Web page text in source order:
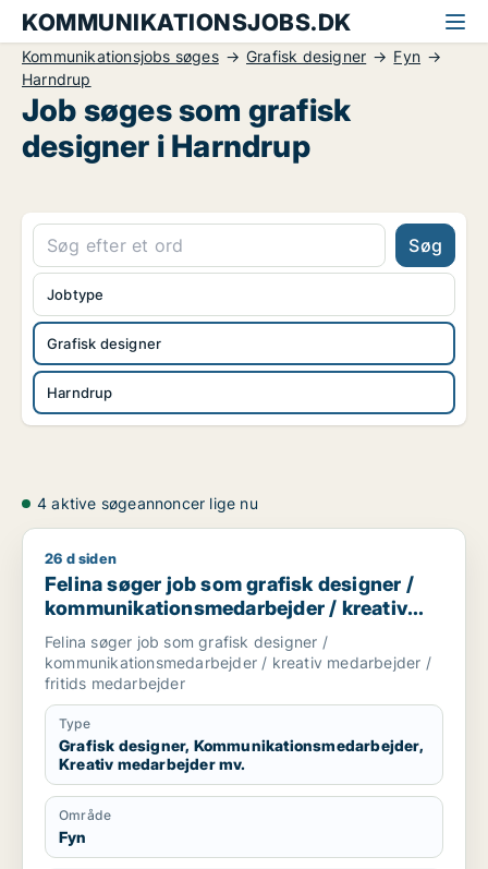
KOMMUNIKATIONSJOBS.DK
Kommunikationsjobs søges Grafisk designer
Fyn
Harndrup
Job søges som grafisk
designer i Harndrup
Søg
Grafisk designer
Harndrup
Jobtype
4 aktive søgeannoncer lige nu
Felina søger job som grafisk designer /
26 d siden
Felina søger job som grafisk designer /
kommunikationsmedarbejder / kreativ
medarbejder / fritids medarbejder
Felina søger job som grafisk designer /
kommunikationsmedarbejder / kreativ medarbejder /
fritids medarbejder
Type
Grafisk designer, Kommunikationsmedarbejder,
Kreativ medarbejder mv.
Område
Fyn